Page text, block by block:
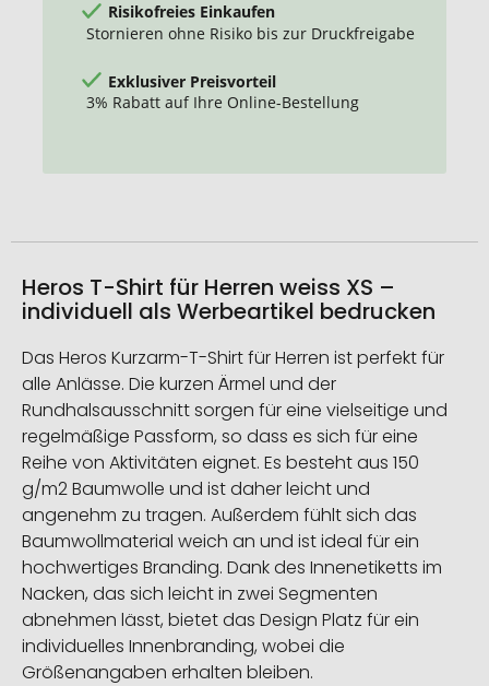
Risikofreies Einkaufen
Stornieren ohne Risiko bis zur Druckfreigabe
Exklusiver Preisvorteil
3% Rabatt auf Ihre Online-Bestellung
Heros T-Shirt für Herren weiss XS –
individuell als Werbeartikel bedrucken
Das Heros Kurzarm-T-Shirt für Herren ist perfekt für
alle Anlässe. Die kurzen Ärmel und der
Rundhalsausschnitt sorgen für eine vielseitige und
regelmäßige Passform, so dass es sich für eine
Reihe von Aktivitäten eignet. Es besteht aus 150
g/m2 Baumwolle und ist daher leicht und
angenehm zu tragen. Außerdem fühlt sich das
Baumwollmaterial weich an und ist ideal für ein
hochwertiges Branding. Dank des Innenetiketts im
Nacken, das sich leicht in zwei Segmenten
abnehmen lässt, bietet das Design Platz für ein
individuelles Innenbranding, wobei die
Größenangaben erhalten bleiben.